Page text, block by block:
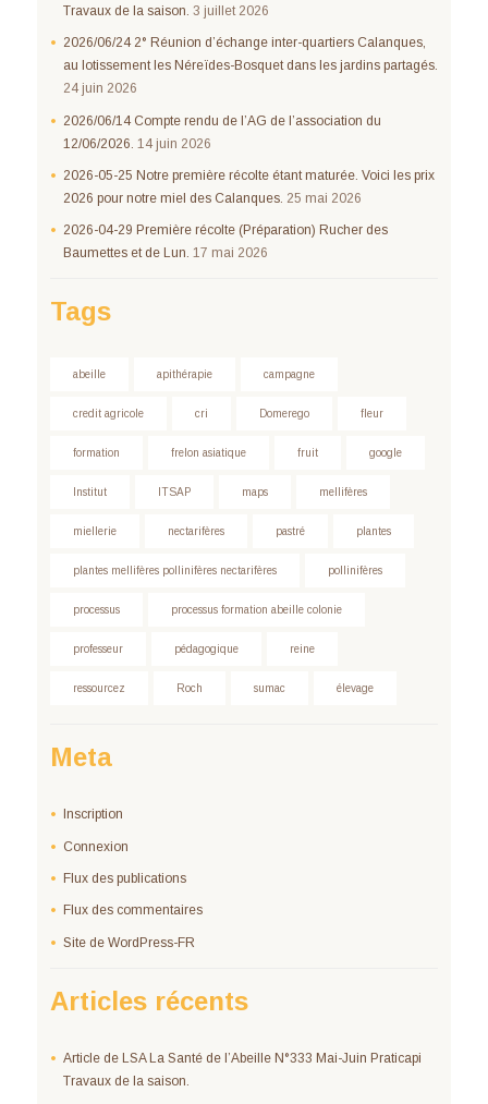
Travaux de la saison. 3 juillet 2026
2026/06/24 2° Réunion d’échange inter-quartiers Calanques,
au lotissement les Néreïdes-Bosquet dans les jardins partagés.
24 juin 2026
2026/06/14 Compte rendu de l’AG de l’association du
12/06/2026. 14 juin 2026
2026-05-25 Notre première récolte étant maturée. Voici les prix
2026 pour notre miel des Calanques. 25 mai 2026
2026-04-29 Première récolte (Préparation) Rucher des
Baumettes et de Lun. 17 mai 2026
Tags
abeille apithérapie campagne
credit agricole cri Domerego fleur
formation frelon asiatique fruit google
Institut ITSAP maps mellifères
miellerie nectarifères pastré plantes
plantes mellifères pollinifères nectarifères pollinifères
processus processus formation abeille colonie
professeur pédagogique reine
ressourcez Roch sumac élevage
Meta
Inscription
Connexion
Flux des publications
Flux des commentaires
Site de WordPress-FR
Articles récents
Article de LSA La Santé de l’Abeille N°333 Mai-Juin Praticapi
Travaux de la saison.